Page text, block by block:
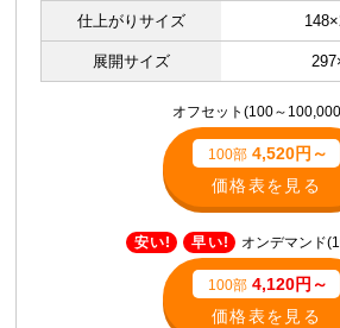
仕上がりサイズ
展開サイズ
オフセット(100～
100部4,520円～
価格表を見る
安い! 早い! オンデマンド
100部 4,120円～
価格表を見る